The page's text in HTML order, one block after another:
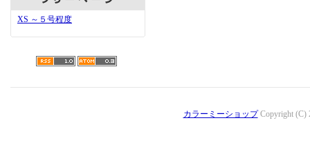
XS ～５号程度
カラーミーショップCopyright (C)